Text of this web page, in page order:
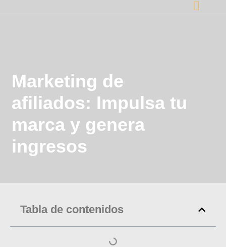
Marketing de
afiliados: Impulsa tu
marca y genera
ingresos
Tabla de contenidos